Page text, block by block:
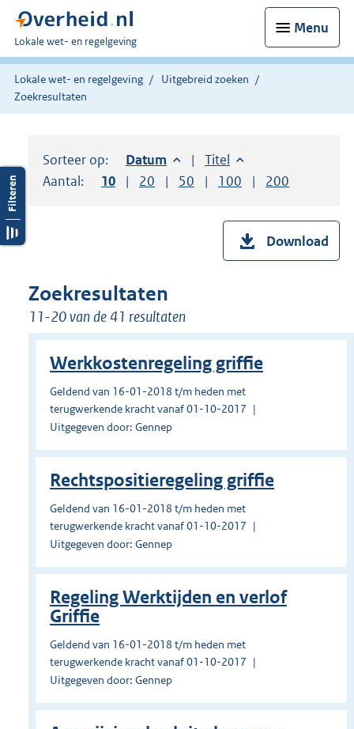
Menu
U
bent
hier:
Lokale wet- en regelgeving
Lokale wet- en regelgeving
Uitgebreid zoeken
Zoekresultaten
Sorteer op: Sorteer op:
Datum aflopendSorteer op:
Titel oplopend
Aantal:
Toon
10 resultaten per pagina
Toon
20 resultaten per pagina
Toon
50 resultaten per pagina
Toon
100 resultaten per
Toon
200
Download
Zoekresultaten
11-20 van de 41 resultaten
Werkkostenregeling griffie
Geldend van 16-01-2018 t/m heden met
terugwerkende kracht vanaf 01-10-2017
Uitgegeven door: Gennep
Rechtspositieregeling griffie
Geldend van 16-01-2018 t/m heden met
terugwerkende kracht vanaf 01-10-2017
Uitgegeven door: Gennep
Regeling Werktijden en verlof
Griffie
Geldend van 16-01-2018 t/m heden met
terugwerkende kracht vanaf 01-10-2017
Uitgegeven door: Gennep